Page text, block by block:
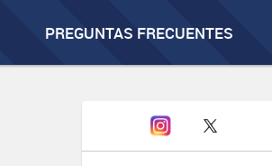
PREGUNTAS FRECUENTES